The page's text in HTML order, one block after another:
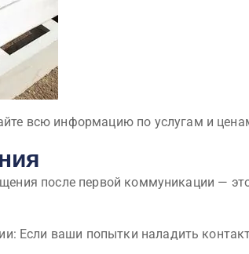
всю информацию по услугам и
после первой коммуникации —
Если ваши попытки наладить